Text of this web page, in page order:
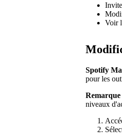
Voir
Spotify
pour les
Remarque
niveaux